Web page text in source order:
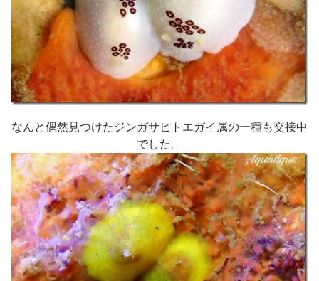
なんと偶然見つけたジンガサヒトエガイ属の一種も交接中
でした。